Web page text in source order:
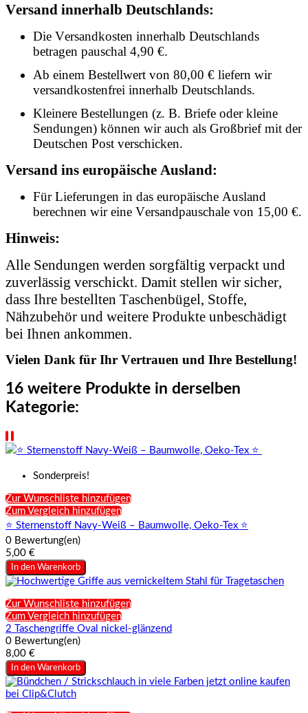
Versand innerhalb Deutschlands:
Die Versandkosten innerhalb Deutschlands
betragen pauschal 4,90 €.
Ab einem Bestellwert von 80,00 € liefern wir
versandkostenfrei innerhalb Deutschlands.
Kleinere Bestellungen (z. B. Briefe oder kleine
Sendungen) können wir auch als Großbrief mit der
Deutschen Post verschicken.
Versand ins europäische Ausland:
Für Lieferungen in das europäische Ausland
berechnen wir eine Versandpauschale von 15,00 €.
Hinweis:
Alle Sendungen werden sorgfältig verpackt und
zuverlässig verschickt. Damit stellen wir sicher,
dass Ihre bestellten Taschenbügel, Stoffe,
Nähzubehör und weitere Produkte unbeschädigt
bei Ihnen ankommen.
Vielen Dank für Ihr Vertrauen und Ihre Bestellung!
16 weitere Produkte in derselben
Kategorie:
Sonderpreis!
Zur Wunschliste hinzufügen
Zum Vergleich hinzufügen
⭐ Sternenstoff Navy-Weiß – Baumwolle, Oeko-Tex ⭐
0 Bewertung(en)
5,00 €
In den Warenkorb
Zur Wunschliste hinzufügen
Zum Vergleich hinzufügen
2 Taschengriffe Oval nickel-glänzend
0 Bewertung(en)
8,00 €
In den Warenkorb